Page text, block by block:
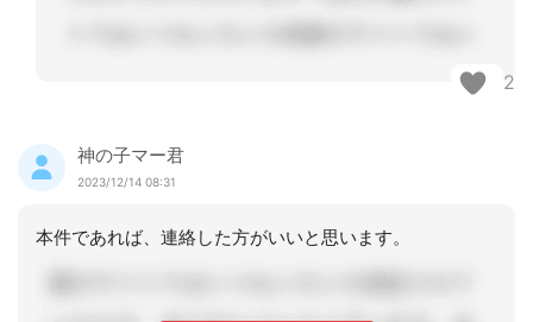
2
神の子マー君
2023/12/14 08:31
本件であれば、連絡した方がいいと思います。